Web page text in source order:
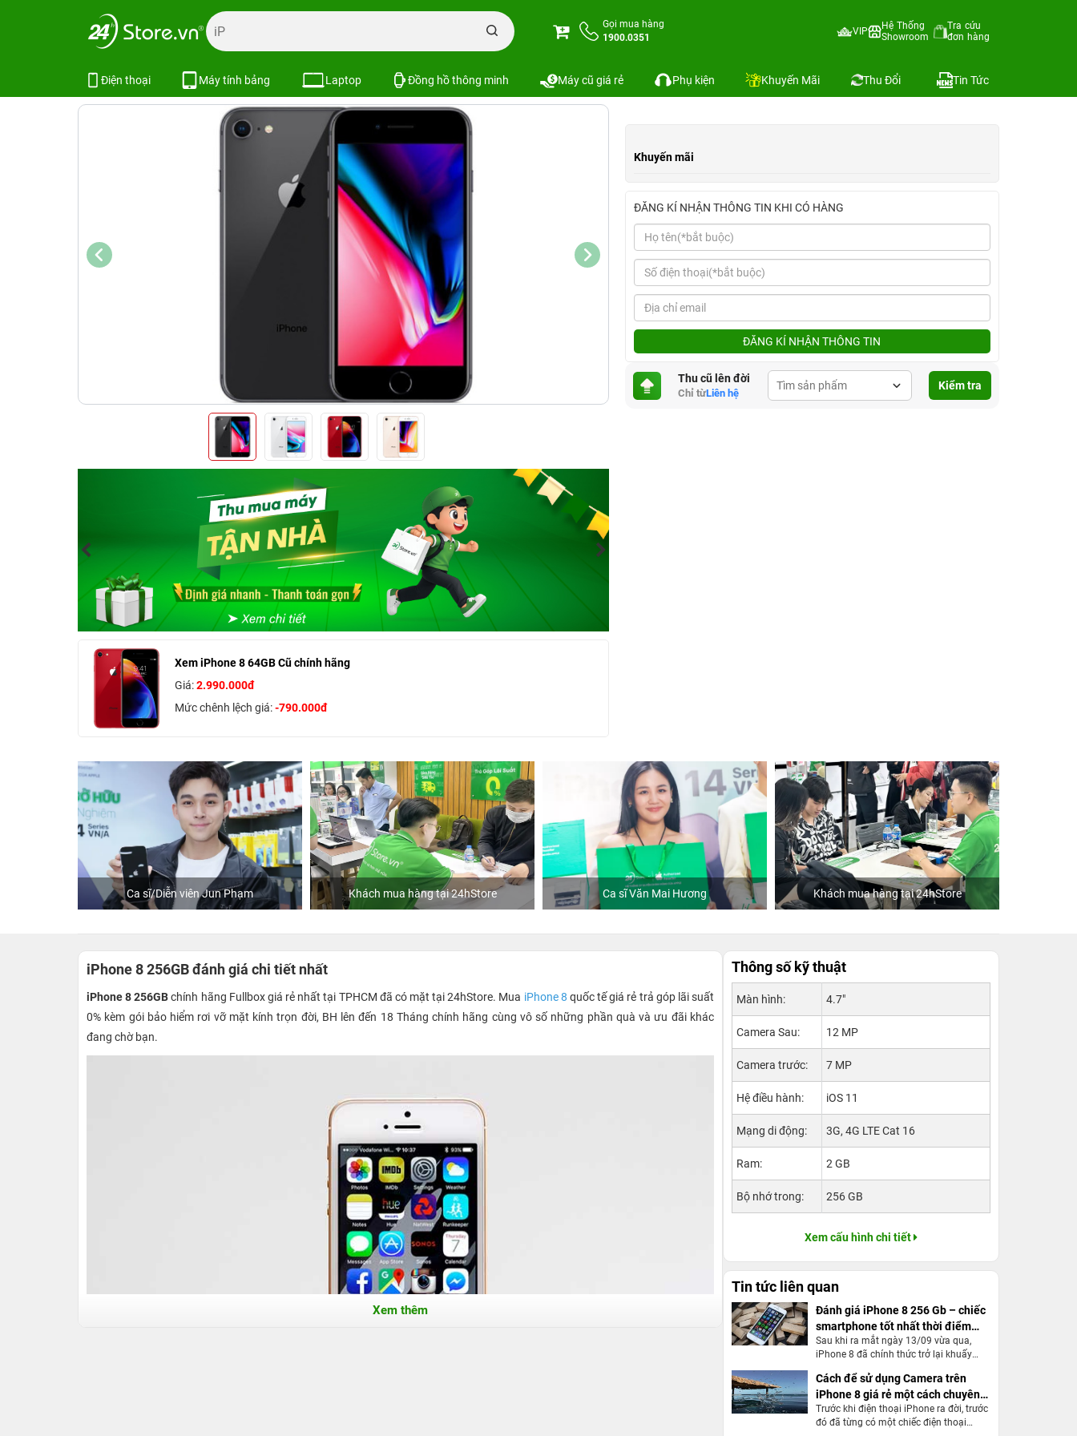
Gọi mua hàng
1900.0351
VIP
Hệ Thống
Showroom
Tra cứu
đơn hàng
Điện thoại Máy tính bảng Laptop Đồng hồ thông minh Máy cũ giá rẻ Phụ kiện Khuyến Mãi Thu Đổi Tin Tức
Trang chủ iPhone iPhone 8 256GB | Chính hãng VN/A
Xem iPhone 8 64GB Cũ chính hãng
Giá:2.990.000đ
Mức chênh lệch giá:-790.000đ
Khuyến mãi
ĐĂNG KÍ NHẬN THÔNG TIN KHI CÓ HÀNG
ĐĂNG KÍ NHẬN THÔNG TIN
Thu cũ lên đời
Chỉ từLiên hệ
Kiểm tra
Ca sĩ/Diễn viên Jun Phạm Khách mua hàng tại 24hStore Ca sĩ Văn Mai Hương Khách mua hàng tại 24hStore
iPhone 8 256GB đánh giá chi tiết nhất
iPhone 8 256GBchính hãng Fullbox giá rẻ nhất tại TPHCM đã có mặt tại 24hStore. Mua iPhone 8 quốc tế giá rẻ trả góp lãi suất
0% kèm gói bảo hiểm rơi vỡ mặt kính trọn đời, BH lên đến 18 Tháng chính hãng cùng vô số những phần quà và ưu đãi khác
đang chờ bạn.
Xem thêm
Thông số kỹ thuật
Màn hình: 4.7"
Camera Sau: 12 MP
Camera trước: 7 MP
Hệ điều hành: iOS 11
Mạng di động: 3G, 4G LTE Cat 16
Ram: 2 GB
Bộ nhớ trong: 256 GB
Xem cấu hình chi tiết
Tin tức liên quan
Đánh giá iPhone 8 256 Gb – chiếc
smartphone tốt nhất thời điểm
hiện tại
Sau khi ra mắt ngày 13/09 vừa qua,
iPhone 8 đã chính thức trở lại khuấy
chính thức bán ra ngoài thị trường. Có lẽ
tại thời điểm hiện tại iPhone 8 256 Gb là
chiếc điện thoại tốt nhất trên thị trường.
Dù không dành được nhiều ưu ái của
Cách để sử dụng Camera trên
iPhone 8 giá rẻ một cách chuyên
nghiệp
Trước khi điện thoại iPhone ra đời, trước
đó đã từng có một chiếc điện thoại